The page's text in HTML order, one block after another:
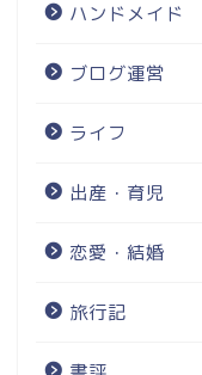
ハンドメイド
ブログ運営
ライフ
出産・育児
恋愛・結婚
旅行記